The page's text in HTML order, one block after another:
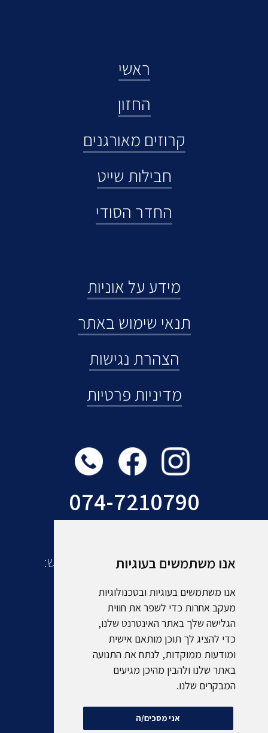
אנו משתמשים בעוגיות
אנו משתמשים בעוגיות ובטכנולוגיות
מעקב אחרות כדי לשפר את חווית
הגלישה שלך באתר האינטרנט שלנו,
כדי להציג לך תוכן מותאם אישית
ומודעות ממוקדות, לנתח את התנועה
באתר שלנו ולהבין מהיכן מגיעים
המבקרים שלנו.
אני מסכים/ה
ראשי
החזון
קרוזים מאורגנים
חבילות שייט
החדר הסודי
מידע על אוניות
תנאי שימוש באתר
הצהרת נגישות
מדיניות פרטיות
074-7210790
עוד מקבוצת אמסלם תיירות ונופש: